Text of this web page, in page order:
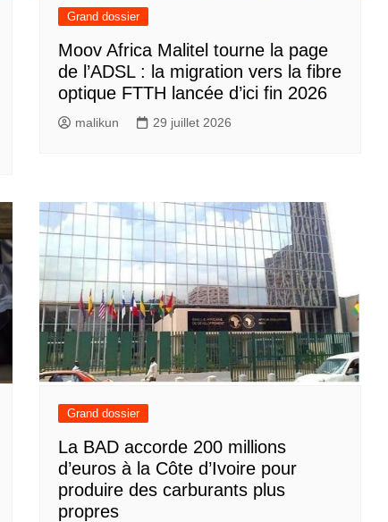
Grand dossier
Moov Africa Malitel tourne la page
de l’ADSL : la migration vers la fibre
optique FTTH lancée d’ici fin 2026
malikun 29 juillet 2026
Grand dossier
La BAD accorde 200 millions
d’euros à la Côte d’Ivoire pour
produire des carburants plus
propres